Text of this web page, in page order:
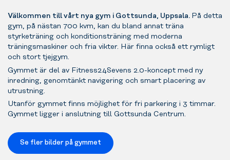
Välkommen till vårt nya gym i Gottsunda, Uppsala. På detta
gym, på nästan 700 kvm, kan du bland annat träna
styrketräning och konditionsträning med moderna
träningsmaskiner och fria vikter. Här finna också ett rymligt
och stort tjejgym.
Gymmet är del av Fitness24Sevens 2.0-koncept med ny
inredning, genomtänkt navigering och smart placering av
utrustning.
Utanför gymmet finns möjlighet för fri parkering i 3 timmar.
Gymmet ligger i anslutning till Gottsunda Centrum.
Se fler bilder på gymmet